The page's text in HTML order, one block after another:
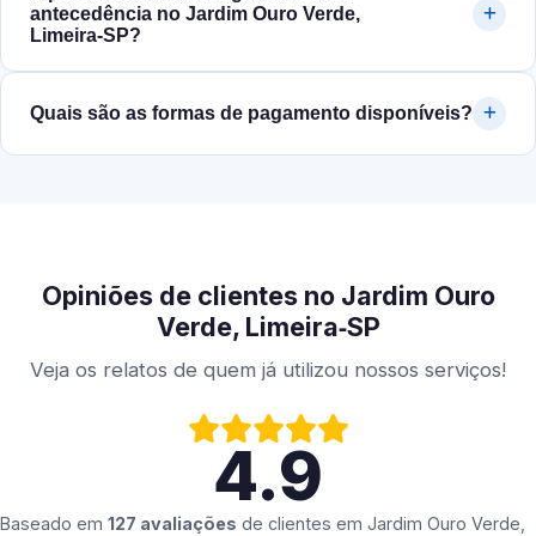
antecedência no Jardim Ouro Verde,
Limeira‑SP?
Quais são as formas de pagamento disponíveis?
Opiniões de clientes no Jardim Ouro
Verde, Limeira‑SP
Veja os relatos de quem já utilizou nossos serviços!
4.9
Baseado em 127 avaliações de clientes em Jardim Ouro Verde,